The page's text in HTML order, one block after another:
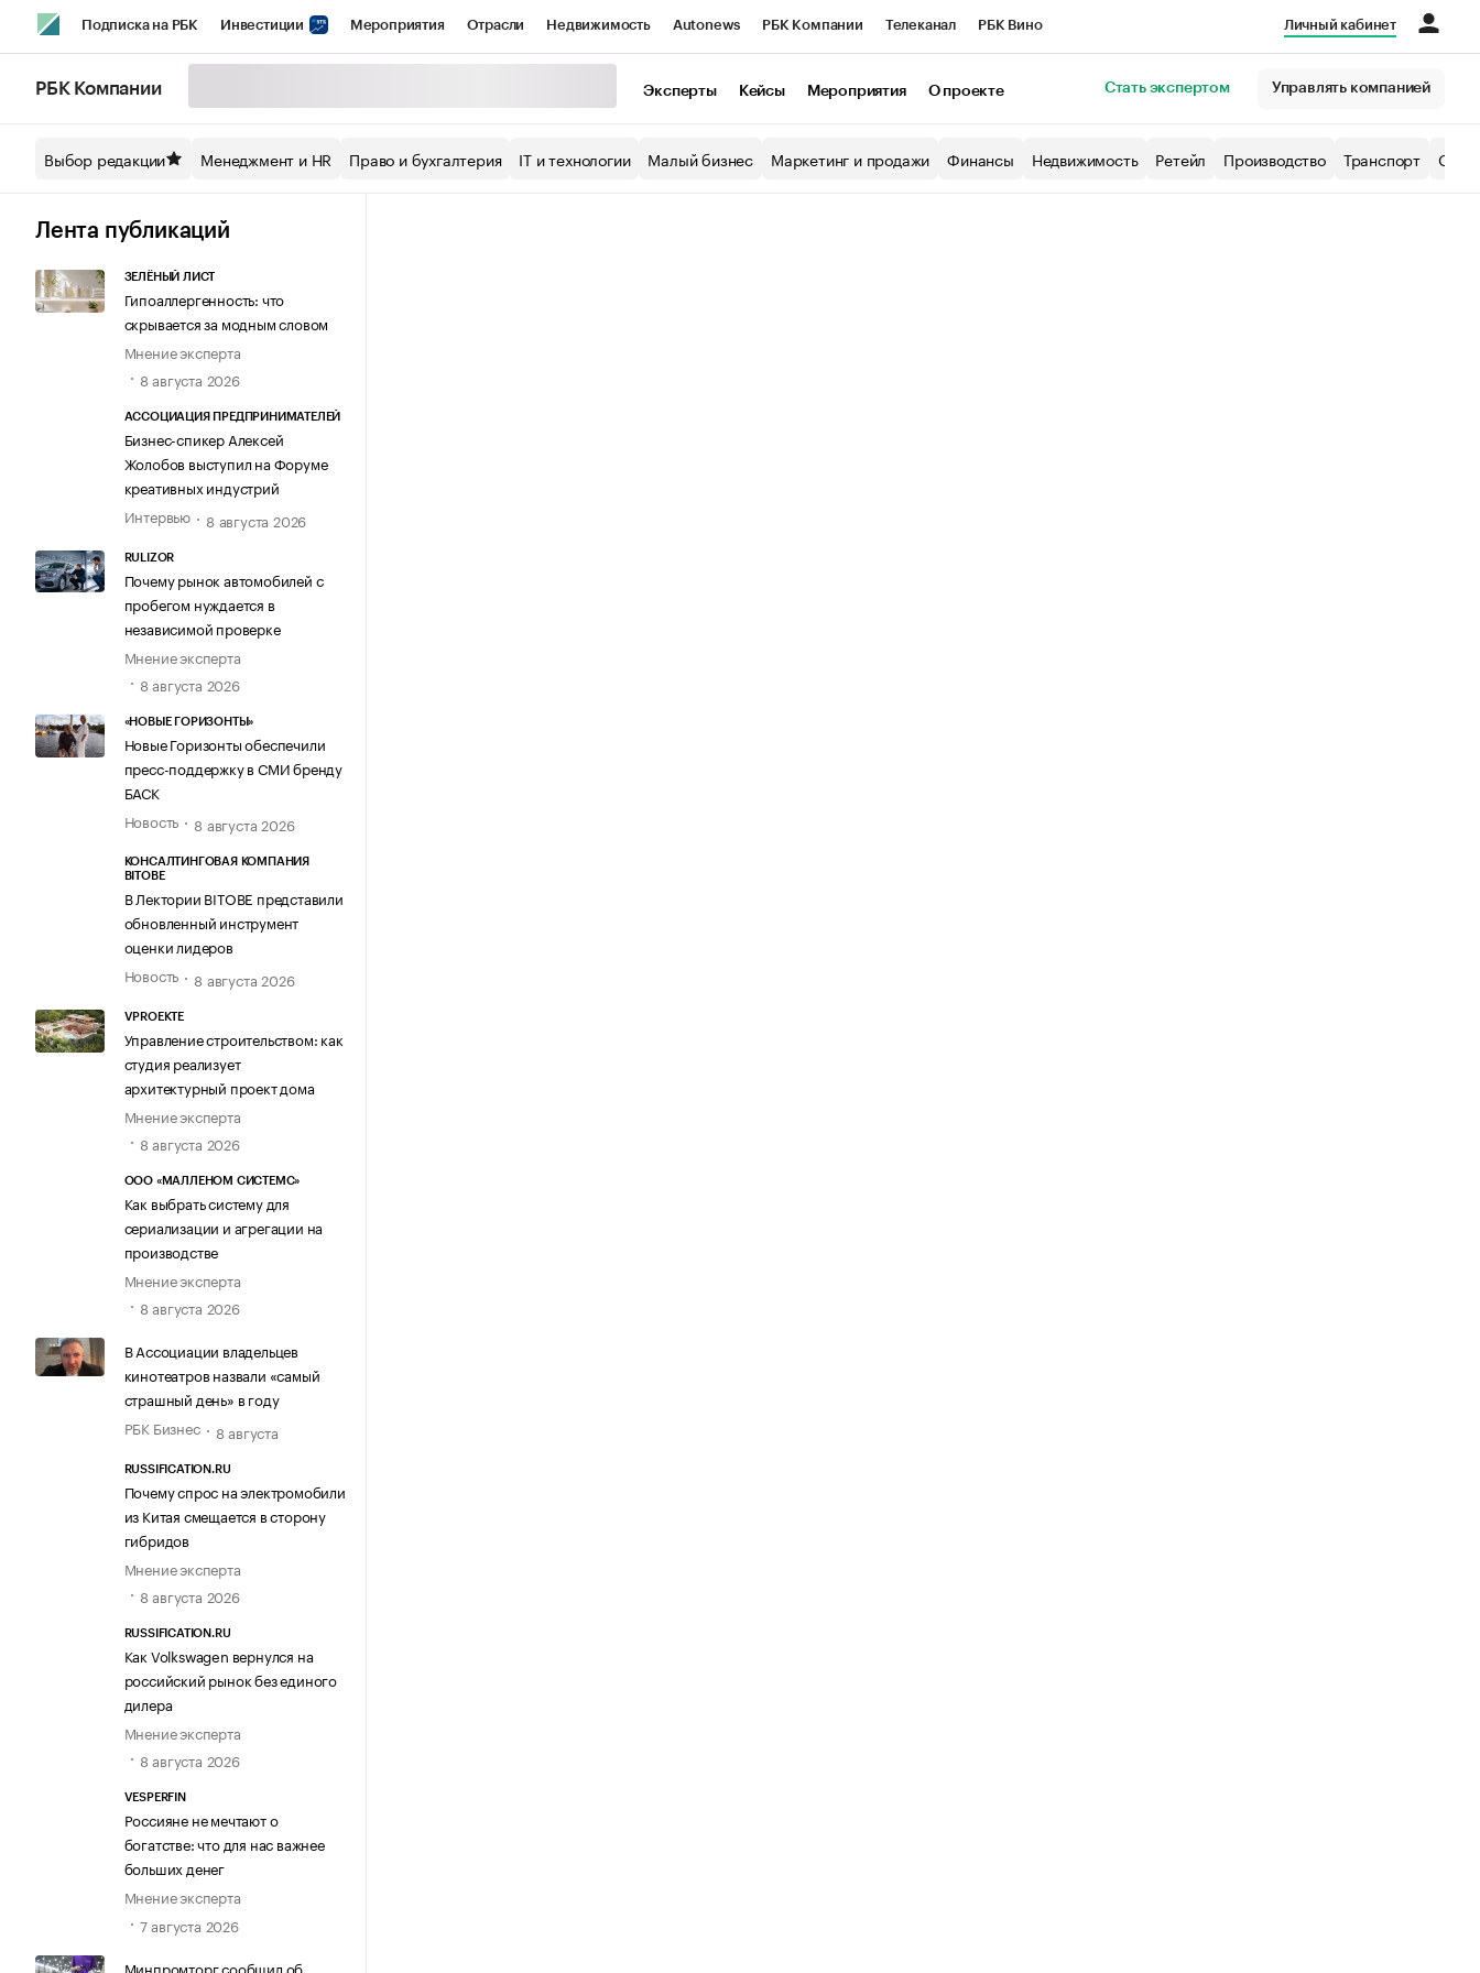
Подписка на РБК Инвестиции Мероприятия Отрасли Недвижимость Autonews РБК Компании Телеканал РБК Вино
Спецпроекты СПб Конференции СПб Спецпроекты Экономика Бизнес
Технологии и медиа
Личный кабинет
РБК Компании Эксперты Кейсы Мероприятия О проекте Стать экспертом Управлять компанией
Выбор редакции Менеджмент и HR Право и бухгалтерия IT и технологии Малый бизнес Маркетинг и продажи Финансы Недвижимость Ретейл Производство Транспорт
Лента публикаций
ЗЕЛЁНЫЙ ЛИСТ
Гипоаллергенность: что
скрывается за модным словом
Мнение эксперта
8 августа 2026
АССОЦИАЦИЯ ПРЕДПРИНИМАТЕЛЕЙ
Бизнес-спикер Алексей
Жолобов выступил на Форуме
креативных индустрий
Интервью
8 августа 2026
RULIZOR
Почему рынок автомобилей с
пробегом нуждается в
независимой проверке
Мнение эксперта
8 августа 2026
«НОВЫЕ ГОРИЗОНТЫ»
Новые Горизонты обеспечили
пресс-поддержку в СМИ бренду
БАСК
Новость
8 августа 2026
КОНСАЛТИНГОВАЯ КОМПАНИЯ
BITOBE
В Лектории BITOBE представили
обновленный инструмент
оценки лидеров
Новость
8 августа 2026
VPROEKTE
Управление строительством: как
студия реализует
архитектурный проект дома
Мнение эксперта
8 августа 2026
ООО «МАЛЛЕНОМ СИСТЕМС»
Как выбрать систему для
сериализации и агрегации на
производстве
Мнение эксперта
8 августа 2026
В Ассоциации владельцев
кинотеатров назвали «самый
страшный день» в году
РБК Бизнес
8 августа
RUSSIFICATION.RU
Почему спрос на электромобили
из Китая смещается в сторону
гибридов
Мнение эксперта
8 августа 2026
RUSSIFICATION.RU
Как Volkswagen вернулся на
российский рынок без единого
дилера
Мнение эксперта
8 августа 2026
VESPERFIN
Россияне не мечтают о
богатстве: что для нас важнее
больших денег
Мнение эксперта
7 августа 2026
Минпромторг сообщил об